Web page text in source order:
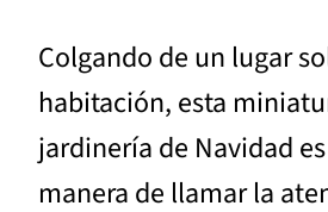
Colgando de un lugar
habitación, esta
jardinería de Navidad
manera de llamar la